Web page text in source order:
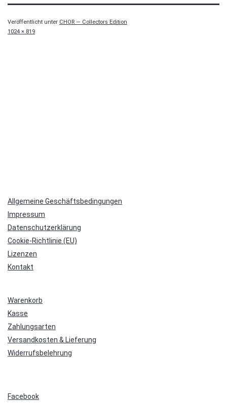
Veröffentlicht unter CHOR — Collectors Edition
Originalgröße
1024 × 819
Allgemeine Geschäftsbedingungen
Impressum
Datenschutzerklärung
Cookie-Richtlinie (EU)
Lizenzen
Kontakt
Warenkorb
Kasse
Zahlungsarten
Versandkosten & Lieferung
Widerrufsbelehrung
Facebook